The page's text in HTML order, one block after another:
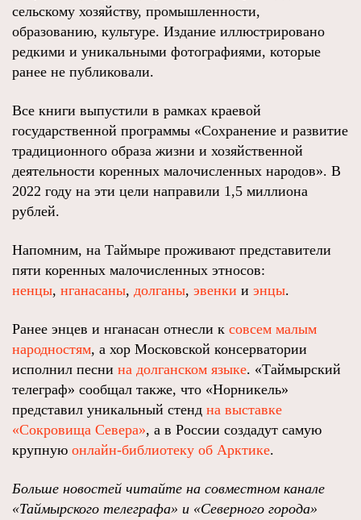
сельскому хозяйству, промышленности,
образованию, культуре. Издание иллюстрировано
редкими и уникальными фотографиями, которые
ранее не публиковали.
Все книги выпустили в рамках краевой
государственной программы «Сохранение и развитие
традиционного образа жизни и хозяйственной
деятельности коренных малочисленных народов». В
2022 году на эти цели направили 1,5 миллиона
рублей.
Напомним, на Таймыре проживают представители
пяти коренных малочисленных этносов:
ненцы, нганасаны, долганы, эвенки и энцы.
Ранее энцев и нганасан отнесли к совсем малым
народностям, а хор Московской консерватории
исполнил песни на долганском языке. «Таймырский
телеграф» сообщал также, что «Норникель»
представил уникальный стенд на выставке
«Сокровища Севера», а в России создадут самую
крупную онлайн-библиотеку об Арктике.
Больше новостей читайте на совместном канале
«Таймырского телеграфа» и «Северного города»